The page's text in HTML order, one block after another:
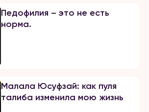
Педофилия – это не есть
норма.
Малала Юсуфзай: как пуля
талиба изменила мою жизнь